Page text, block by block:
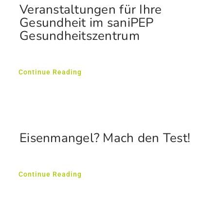
Veranstaltungen für Ihre
Gesundheit im saniPEP
Gesundheitszentrum
Continue Reading
Eisenmangel? Mach den Test!
Continue Reading